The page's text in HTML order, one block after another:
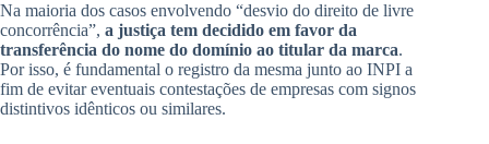
Na maioria dos casos envolvendo “desvio do direito de livre
concorrência”, a justiça tem decidido em favor da
transferência do nome do domínio ao titular da marca.
Por isso, é fundamental o registro da mesma junto ao INPI a
fim de evitar eventuais contestações de empresas com signos
distintivos idênticos ou similares.